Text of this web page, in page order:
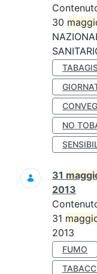
30
NO
31
2013
31
2013
FUMO